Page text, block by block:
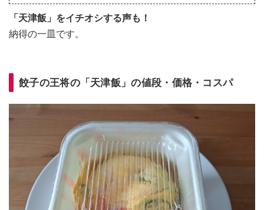
「天津飯」をイチオシする声も！
納得の一皿です。
餃子の王将の「天津飯」の値段・価格・コスパ